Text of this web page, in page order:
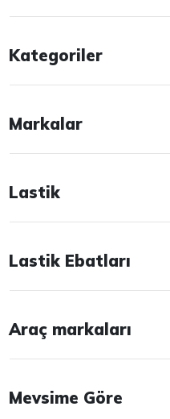
Kategoriler
Markalar
Lastik
Lastik Ebatları
Araç markaları
Mevsime Göre